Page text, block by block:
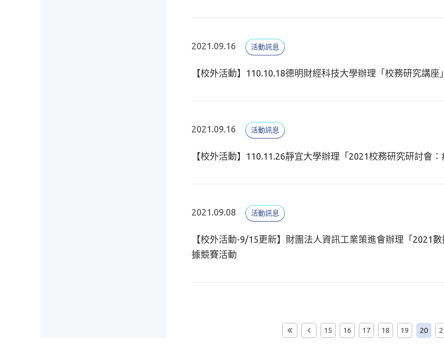
2021.09.16 活動訊息
【校外活動】110.10.18德明財經科技大學辦理「校務研究講座」
2021.09.16 活動訊息
【校外活動】110.11.26靜宜大學辦理「2021校務研究研討會
2021.09.08 活動訊息
【校外活動-9/15更新】財團法人資訊工業策進會辦理「2021
據競賽活動
15 16 17 18 19 20